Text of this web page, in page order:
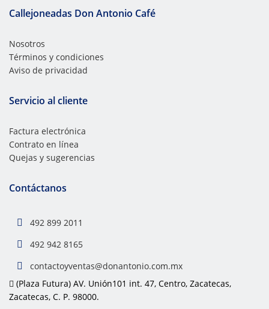
Callejoneadas Don Antonio Café
Nosotros
Términos y condiciones
Aviso de privacidad
Servicio al cliente
Factura electrónica
Contrato en línea
Quejas y sugerencias
Contáctanos
492 899 2011
492 942 8165
contactoyventas@donantonio.com.mx
(Plaza Futura) AV. Unión101 int. 47, Centro, Zacatecas,
Zacatecas, C. P. 98000.